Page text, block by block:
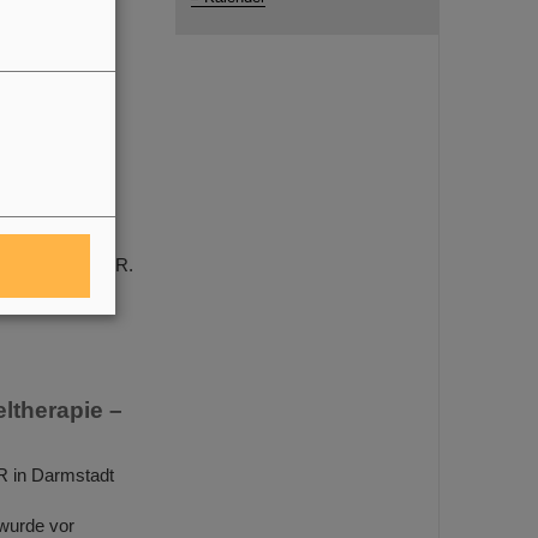
e.V.
von GSI/FAIR.
FAIR, mit
–
in Darmstadt
vor